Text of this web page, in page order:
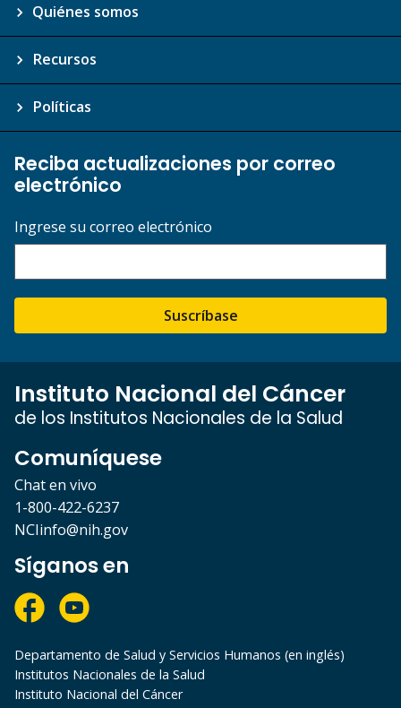
Quiénes somos
Recursos
Políticas
Reciba actualizaciones por correo
electrónico
Ingrese su correo electrónico
Suscríbase
Instituto Nacional del Cáncer
de los Institutos Nacionales de la Salud
Comuníquese
Chat en vivo
1-800-422-6237
NCIinfo@nih.gov
Síganos en
Departamento de Salud y Servicios Humanos (en inglés)
Institutos Nacionales de la Salud
Instituto Nacional del Cáncer